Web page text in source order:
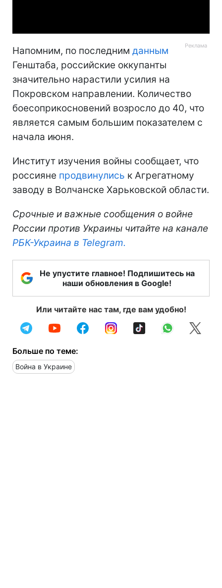
Напомним, по последним данным
Генштаба, российские оккупанты
значительно нарастили усилия на
Покровском направлении. Количество
боесоприкосновений возросло до 40, что
является самым большим показателем с
начала июня.
Институт изучения войны сообщает, что
россияне продвинулись к Агрегатному
заводу в Волчанске Харьковской области.
Срочные и важные сообщения о войне
России против Украины читайте на канале
РБК-Украина в Telegram.
Не упустите главное! Подпишитесь на
наши обновления в Google!
Или читайте нас там, где вам удобно!
Больше по теме:
Война в Украине